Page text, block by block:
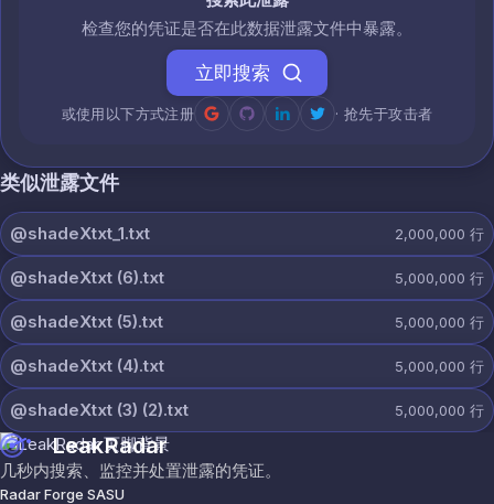
检查您的凭证是否在此数据泄露文件中暴露。
立即搜索
或使用以下方式注册 · 抢先于攻击者
类似泄露文件
@shadeXtxt_1.txt 2,000,000 行
@shadeXtxt (6).txt 5,000,000 行
@shadeXtxt (5).txt 5,000,000 行
@shadeXtxt (4).txt 5,000,000 行
@shadeXtxt (3) (2).txt 5,000,000 行
LeakRadar
几秒内搜索、监控并处置泄露的凭证。
Radar Forge SASU